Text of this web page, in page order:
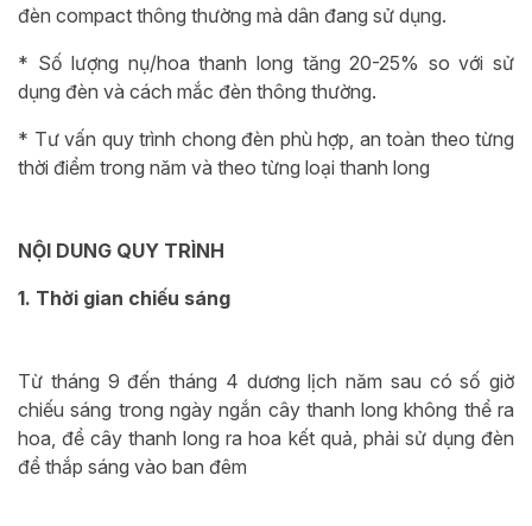
đèn compact thông thường mà dân đang sử dụng.
* Số lượng nụ/hoa thanh long tăng 20-25% so với sử
dụng đèn và cách mắc đèn thông thường.
* Tư vấn quy trình chong đèn phù hợp, an toàn theo từng
thời điểm trong năm và theo từng loại thanh long
NỘI DUNG QUY TRÌNH
1. Thời gian chiếu sáng
Từ tháng 9 đến tháng 4 dương lịch năm sau có số giờ
chiếu sáng trong ngày ngắn cây thanh long không thể ra
hoa, để cây thanh long ra hoa kết quả, phải sử dụng đèn
để thắp sáng vào ban đêm